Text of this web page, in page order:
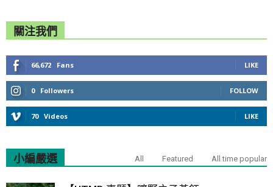
關注我們
66,672 Fans LIKE
0 Followers FOLLOW
70 Videos LIKE
小編嚴選 All Featured All time popular